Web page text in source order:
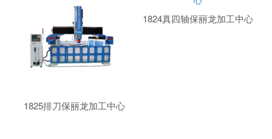
1825排刀保丽龙加工中心
1824真四轴保丽龙加工中心